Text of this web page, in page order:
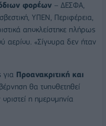
φορέων – ΔΕΣΦΑ,
ΥΠΕΝ, Περιφέρεια,
αποκλείστηκε πλήρως
αερίου. «Σίγουρα δεν ήταν
για Προανακριτική και
θα τοποθετηθεί
η ημερομηνία